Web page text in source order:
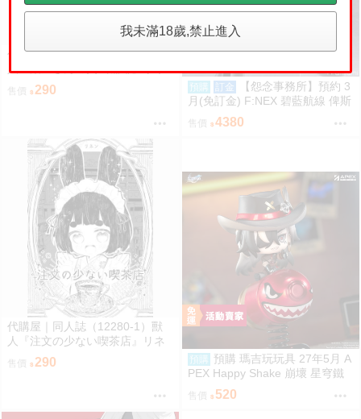
代購屋｜同人誌（12280-2）獸
人『薬屋さんの美式珈琲』リネ
ン リネンドレッシング
290 預購 訂金
【怨念事務所】預約 3
月(免訂金) F:NEX 碧藍航線 俾斯
麥 正裝Ver 1/7 0920
4380
代購屋｜同人誌（12280-1）獸
人『注文の少ない喫茶店』リネ
ン リネンドレッシング
售價 290 預購
預購 瑪吉玩玩具 27年5月 A
PEX Happy Shake 崩壞 星穹鐵
道 Q版搖搖樂 波提歐 1002
售價 520
我未滿18歲,禁止進入